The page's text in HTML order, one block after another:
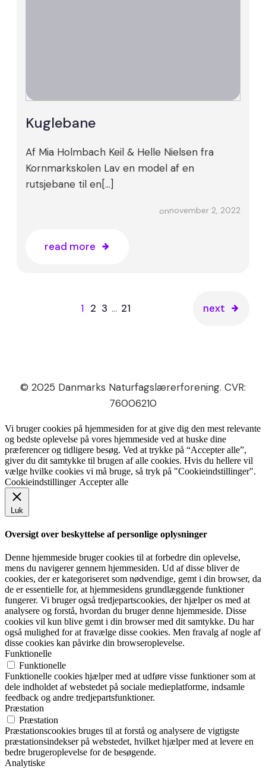
Kuglebane
Af Mia Holmbach Keil & Helle Nielsen fra
Kornmarkskolen Lav en model af en
rutsjebane til en[…]
onnovember 2, 2022
read more
1 2 3 … 21 next
© 2025 Danmarks Naturfagslærerforening. CVR:
76006210
Vi bruger cookies på hjemmesiden for at give dig den mest relevante
og bedste oplevelse på vores hjemmeside ved at huske dine
præferencer og tidligere besøg. Ved at trykke på “Accepter alle”,
giver du dit samtykke til brugen af alle cookies. Hvis du hellere vil
vælge hvilke cookies vi må bruge, så tryk på "Cookieindstillinger".
Cookieindstillinger Accepter alle
Luk
Oversigt over beskyttelse af personlige oplysninger
Denne hjemmeside bruger cookies til at forbedre din oplevelse,
mens du navigerer gennem hjemmesiden. Ud af disse bliver de
cookies, der er kategoriseret som nødvendige, gemt i din browser, da
de er essentielle for, at hjemmesidens grundlæggende funktioner
fungerer. Vi bruger også tredjepartscookies, der hjælper os med at
analysere og forstå, hvordan du bruger denne hjemmeside. Disse
cookies vil kun blive gemt i din browser med dit samtykke. Du har
også mulighed for at fravælge disse cookies. Men fravalg af nogle af
disse cookies kan påvirke din browseroplevelse.
Funktionelle
Funktionelle
Funktionelle cookies hjælper med at udføre visse funktioner som at
dele indholdet af webstedet på sociale medieplatforme, indsamle
feedback og andre tredjepartsfunktioner.
Præstation
Præstation
Præstationscookies bruges til at forstå og analysere de vigtigste
præstationsindekser på webstedet, hvilket hjælper med at levere en
bedre brugeroplevelse for de besøgende.
Analytiske